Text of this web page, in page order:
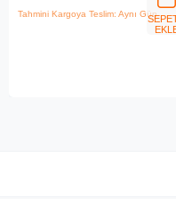
Tahmini Kargoya Teslim: Aynı Gün